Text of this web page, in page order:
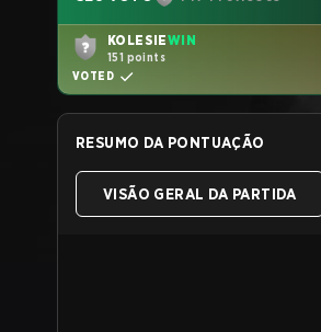
KOLESIEWIN
151 points
VOTED
RESUMO DA PONTUAÇÃO
VISÃO GERAL DA PARTIDA